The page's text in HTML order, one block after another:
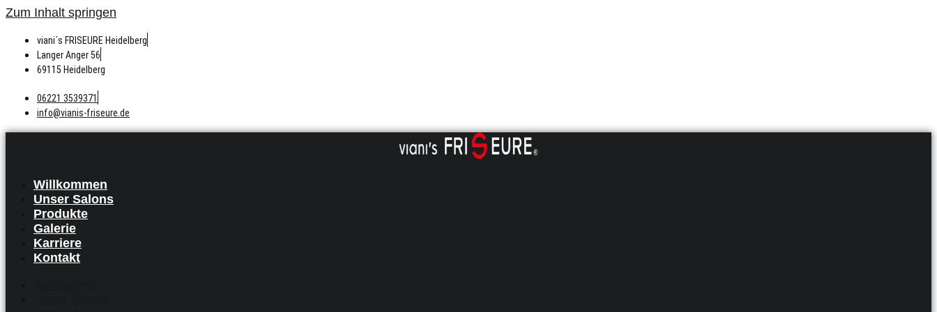
Zum Inhalt springen
viani´s FRISEURE Heidelberg
Langer Anger 56
69115 Heidelberg
06221 3539371
info@vianis-friseure.de
Willkommen
Unser Salons
Produkte
Galerie
Karriere
Kontakt